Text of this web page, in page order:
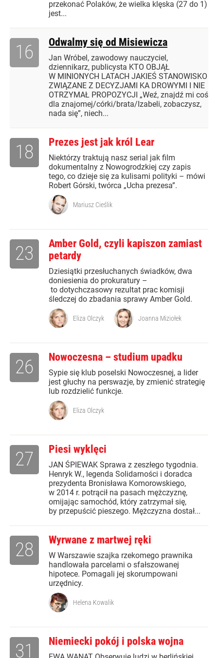
przekonać Polaków, że wielka klęska (27 do 1)
jest...
Odwalmy się od Misiewicza
Jan Wróbel, zawodowy nauczyciel,
dziennikarz, publicysta KTO OBJĄŁ
W MINIONYCH LATACH JAKIEŚ STANOWISKO
ZWIĄZANE Z DECYZJAMI KA DROWYMI I NIE
OTRZYMAŁ PROPOZYCJI „Weź, znajdź mi coś
dla znajomej/córki/brata/Izabeli, zobaczysz,
nada się”, niech...
16
Prezes jest jak król Lear
Niektórzy traktują nasz serial jak film
dokumentalny z Nowogrodzkiej czy zapis
tego, co dzieje się za kulisami polityki – mówi
Robert Górski, twórca „Ucha prezesa”.
18
Mariusz Cieślik
Amber Gold, czyli kapiszon zamiast
petardy
Dziesiątki przesłuchanych świadków, dwa
doniesienia do prokuratury –
to dotychczasowy rezultat prac komisji
śledczej do zbadania sprawy Amber Gold.
23
Eliza Olczyk Joanna Miziołek
Nowoczesna – studium upadku
Sypie się klub poselski Nowoczesnej, a lider
jest głuchy na perswazje, by zmienić strategię
lub rozdzielić funkcje.
26
Eliza Olczyk
Piesi wyklęci
JAN ŚPIEWAK Sprawa z zeszłego tygodnia.
Henryk W., legenda Solidarności i doradca
prezydenta Bronisława Komorowskiego,
w 2014 r. potrącił na pasach mężczyznę,
omijając samochód, który zatrzymał się,
by przepuścić pieszego. Mężczyzna dostał...
27
Wyrwane z martwej ręki
W Warszawie szajka rzekomego prawnika
handlowała parcelami o sfałszowanej
hipotece. Pomagali jej skorumpowani
urzędnicy.
28
Helena Kowalik
Niemiecki pokój i polska wojna
31